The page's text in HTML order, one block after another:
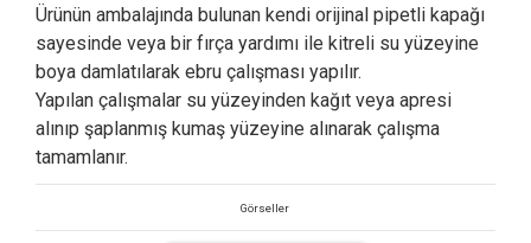
Ürünün ambalajında bulunan kendi orijinal pipetli kapağı
sayesinde veya bir fırça yardımı ile kitreli su yüzeyine
boya damlatılarak ebru çalışması yapılır.
Yapılan çalışmalar su yüzeyinden kağıt veya apresi
alınıp şaplanmış kumaş yüzeyine alınarak çalışma
tamamlanır.
Görseller